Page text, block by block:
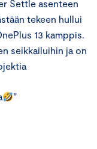
Settle asenteen
tekeen hullui
13 kamppis.
seikkailuihin ja on
”